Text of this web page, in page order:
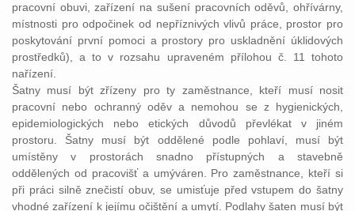
pracovní obuvi, zařízení na sušení pracovních oděvů, ohřívárny,
místnosti pro odpočinek od nepříznivých vlivů práce, prostor pro
poskytování první pomoci a prostory pro uskladnění úklidových
prostředků), a to v rozsahu upraveném přílohou č. 11 tohoto
nařízení.
Šatny musí být zřízeny pro ty zaměstnance, kteří musí nosit
pracovní nebo ochranný oděv a nemohou se z hygienických,
epidemiologických nebo etických důvodů převlékat v jiném
prostoru. Šatny musí být oddělené podle pohlaví, musí být
umístěny v prostorách snadno přístupných a stavebně
oddělených od pracovišť a umýváren. Pro zaměstnance, kteří si
při práci silně znečistí obuv, se umisťuje před vstupem do šatny
vhodné zařízení k jejímu očištění a umytí. Podlahy šaten musí být